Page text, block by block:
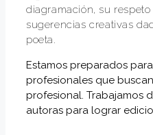
diagramación, su
sugerencias creativas
poeta.
Estamos preparados
profesionales que
profesional. Trabajamos
autoras para lograr